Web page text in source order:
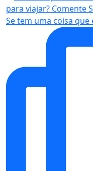
Se tem uma coisa que